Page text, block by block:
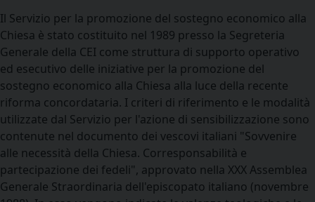
Il Servizio per la promozione del sostegno economico alla
Chiesa è stato costituito nel 1989 presso la Segreteria
Generale della CEI come struttura di supporto operativo
ed esecutivo delle iniziative per la promozione del
sostegno economico alla Chiesa alla luce della recente
riforma concordataria. I criteri di riferimento e le modalità
utilizzate dal Servizio per l'azione di sensibilizzazione sono
contenute nel documento dei vescovi italiani "Sovvenire
alle necessità della Chiesa. Corresponsabilità e
partecipazione dei fedeli", approvato nella XXX Assemblea
Generale Straordinaria dell'episcopato italiano (novembre